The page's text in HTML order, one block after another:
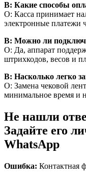
В: Какие способы
О: Касса принимает
электронные платежи
В: Можно ли
О: Да, аппарат
штрихкодов, весов и
В: Насколько легко
О: Замена чековой
минимальное время и
Не нашли
Задайте его
WhatsApp
Ошибка: Контактная